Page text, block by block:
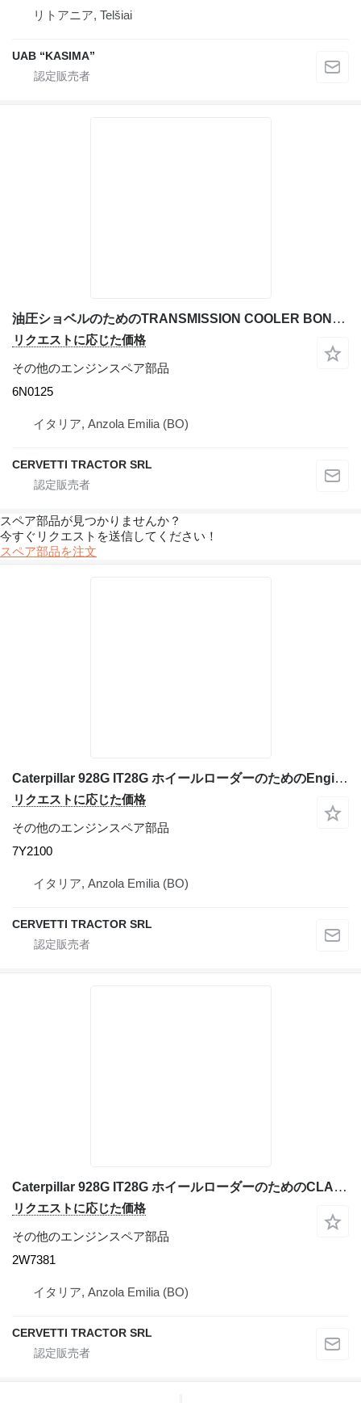
リトアニア, Telšiai
UAB “KASIMA”
油圧ショベルのためのTRANSMISSION COOLER BONNET Per: Caterpillar 3306 Miscellanea C 6N0125
リクエストに応じた価格
その他のエンジンスペア部品
6N0125
イタリア, Anzola Emilia (BO)
CERVETTI TRACTOR SRL
スペア部品が見つかりませんか？
今すぐリクエストを送信してください！
スペア部品を注文
Caterpillar 928G IT28G ホイールローダーのためのEngine components Per: Caterpillar 3116 4TF62166 Misce 7Y2100
リクエストに応じた価格
その他のエンジンスペア部品
7Y2100
イタリア, Anzola Emilia (BO)
CERVETTI TRACTOR SRL
Caterpillar 928G IT28G ホイールローダーのためのCLAMP PLATE Per: Caterpillar 3116 4TF62166 Misce 2W7381
リクエストに応じた価格
その他のエンジンスペア部品
2W7381
イタリア, Anzola Emilia (BO)
CERVETTI TRACTOR SRL